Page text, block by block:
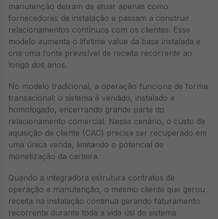
manutenção deixam de atuar apenas como
fornecedores de instalação e passam a construir
relacionamentos contínuos com os clientes. Esse
modelo aumenta o lifetime value da base instalada e
cria uma fonte previsível de receita recorrente ao
longo dos anos.
No modelo tradicional, a operação funciona de forma
transacional: o sistema é vendido, instalado e
homologado, encerrando grande parte do
relacionamento comercial. Nesse cenário, o custo de
aquisição de cliente (CAC) precisa ser recuperado em
uma única venda, limitando o potencial de
monetização da carteira.
Quando a integradora estrutura contratos de
operação e manutenção, o mesmo cliente que gerou
receita na instalação continua gerando faturamento
recorrente durante toda a vida útil do sistema